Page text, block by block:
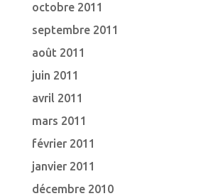
octobre 2011
septembre 2011
août 2011
juin 2011
avril 2011
mars 2011
février 2011
janvier 2011
décembre 2010